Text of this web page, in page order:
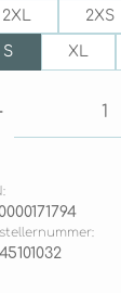
2XL 2XS
S XL